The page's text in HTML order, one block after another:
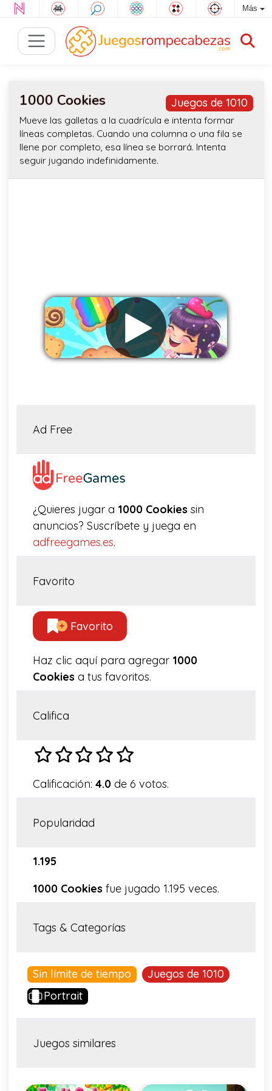
Más
Juegos de 1010
1000 Cookies
Mueve las galletas a la cuadrícula e intenta formar
líneas completas. Cuando una columna o una fila se
llene por completo, esa línea se borrará. Intenta
seguir jugando indefinidamente.
Ad Free
¿Quieres jugar a 1000 Cookies sin
anuncios? Suscríbete y juega en
adfreegames.es.
Favorito
Favorito
Haz clic aquí para agregar 1000
Cookies a tus favoritos.
Califica
Calificación: 4.0 de 6 votos.
Popularidad
1.195
1000 Cookies fue jugado 1.195 veces.
Tags & Categorías
Sin límite de tiempo
Juegos de 1010
Portrait
Juegos similares